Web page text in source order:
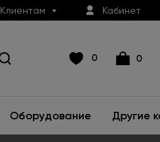
Клиентам Кабинет
0 0
Оборудование Другие